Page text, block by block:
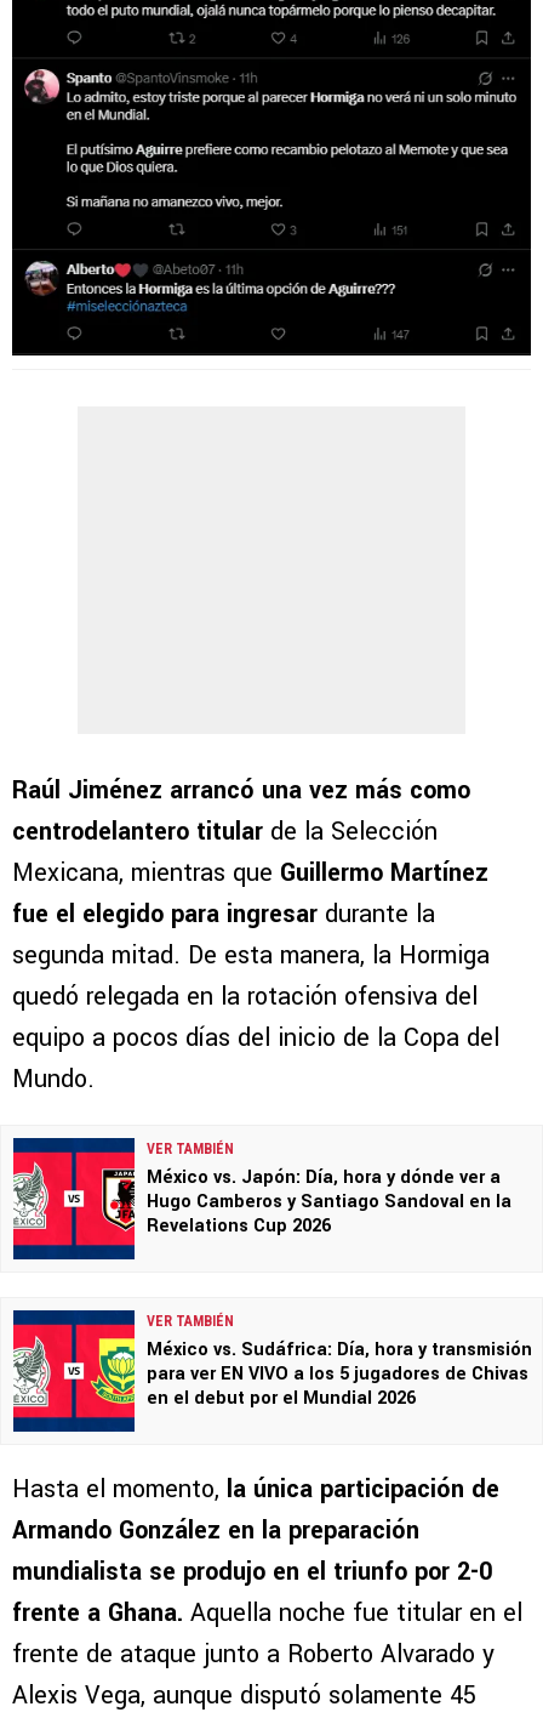
Raúl Jiménez arrancó una vez más como
centrodelantero titular de la Selección
Mexicana, mientras que Guillermo Martínez
fue el elegido para ingresar durante la
segunda mitad. De esta manera, la Hormiga
quedó relegada en la rotación ofensiva del
equipo a pocos días del inicio de la Copa del
Mundo.
VER TAMBIÉN
México vs. Japón: Día, hora y dónde ver a
Hugo Camberos y Santiago Sandoval en la
Revelations Cup 2026
VER TAMBIÉN
México vs. Sudáfrica: Día, hora y transmisión
para ver EN VIVO a los 5 jugadores de Chivas
en el debut por el Mundial 2026
Hasta el momento, la única participación de
Armando González en la preparación
mundialista se produjo en el triunfo por 2-0
frente a Ghana. Aquella noche fue titular en el
frente de ataque junto a Roberto Alvarado y
Alexis Vega, aunque disputó solamente 45